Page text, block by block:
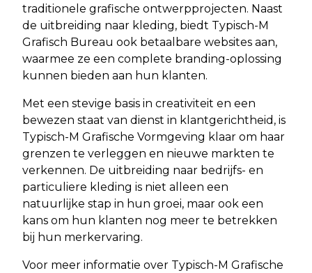
traditionele grafische ontwerpprojecten. Naast
de uitbreiding naar kleding, biedt Typisch-M
Grafisch Bureau ook betaalbare websites aan,
waarmee ze een complete branding-oplossing
kunnen bieden aan hun klanten.
Met een stevige basis in creativiteit en een
bewezen staat van dienst in klantgerichtheid, is
Typisch-M Grafische Vormgeving klaar om haar
grenzen te verleggen en nieuwe markten te
verkennen. De uitbreiding naar bedrijfs- en
particuliere kleding is niet alleen een
natuurlijke stap in hun groei, maar ook een
kans om hun klanten nog meer te betrekken
bij hun merkervaring.
Voor meer informatie over Typisch-M Grafische